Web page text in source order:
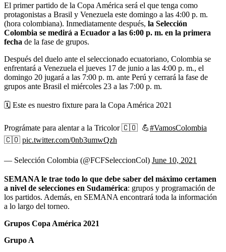
El primer partido de la Copa América será el que tenga como
protagonistas a Brasil y Venezuela este domingo a las 4:00 p. m.
(hora colombiana). Inmediatamente después, la Selección
Colombia se medirá a Ecuador a las 6:00 p. m. en la primera
fecha de la fase de grupos.
Después del duelo ante el seleccionado ecuatoriano, Colombia se
enfrentará a Venezuela el jueves 17 de junio a las 4:00 p. m., el
domingo 20 jugará a las 7:00 p. m. ante Perú y cerrará la fase de
grupos ante Brasil el miércoles 23 a las 7:00 p. m.
🗓 Este es nuestro fixture para la Copa América 2021
Prográmate para alentar a la Tricolor 🇨🇴 💪#VamosColombia
🇨🇴 pic.twitter.com/0nb3umwQzh
— Selección Colombia (@FCFSeleccionCol) June 10, 2021
SEMANA le trae todo lo que debe saber del máximo certamen
a nivel de selecciones en Sudamérica: grupos y programación de
los partidos. Además, en SEMANA encontrará toda la información
a lo largo del torneo.
Grupos Copa América 2021
Grupo A